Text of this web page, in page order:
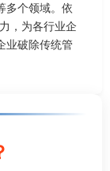
多个领域。依
，为各行业企
业破除传统管